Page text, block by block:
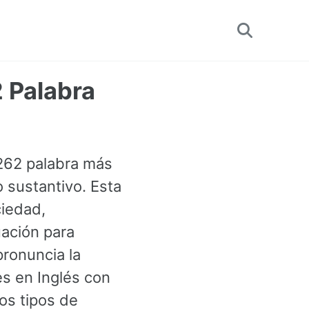
Toggle
palabra más
sustantivo. Esta
para
la
en Inglés con
tipos de